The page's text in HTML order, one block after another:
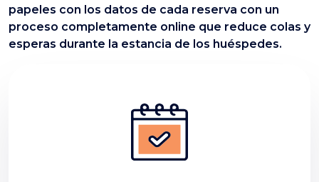
papeles con los datos de cada reserva con un
proceso completamente online que reduce colas y
esperas durante la estancia de los huéspedes.